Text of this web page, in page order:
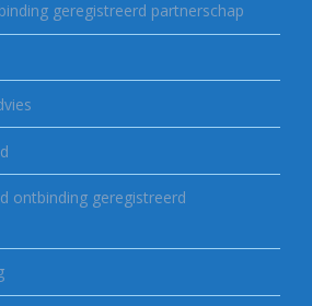
geregistreerd partnerschap
ontbinding geregistreerd